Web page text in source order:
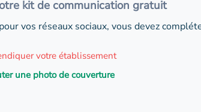
kit de communication gratuit
vos réseaux sociaux, vous devez
votre établissement
une photo de couverture